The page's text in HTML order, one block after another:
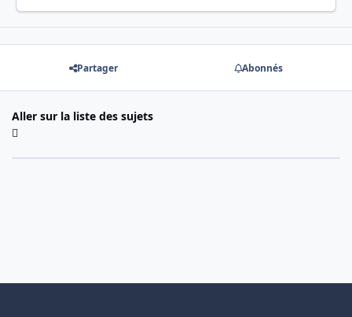
Partager Abonnés
Aller sur la liste des sujets